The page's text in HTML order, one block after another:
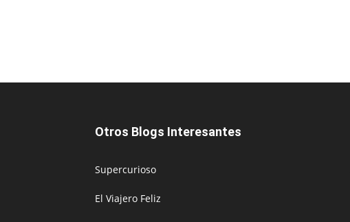
Otros Blogs Interesantes
Supercurioso
El Viajero Feliz